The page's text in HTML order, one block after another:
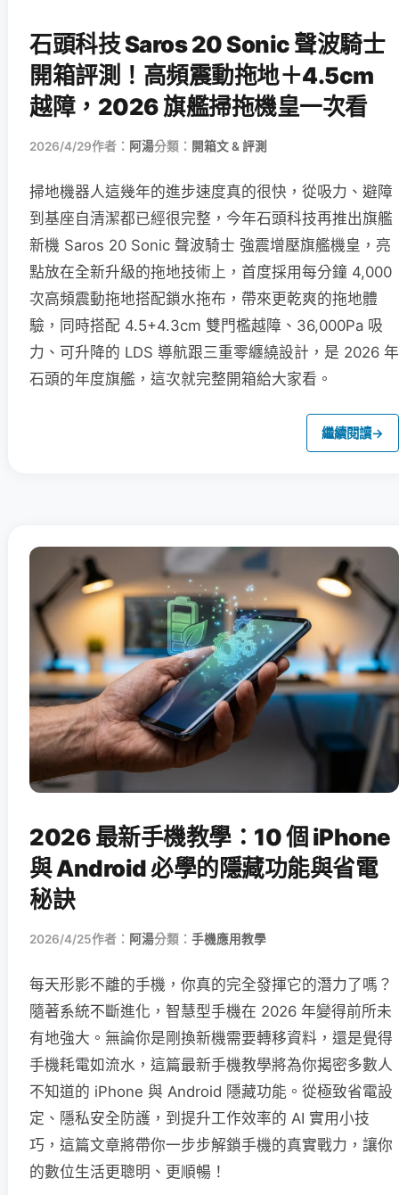
石頭科技 Saros 20 Sonic 聲波騎士
開箱評測！高頻震動拖地＋4.5cm
越障，2026 旗艦掃拖機皇一次看
2026/4/29作者： 阿湯分類： 開箱文 & 評測
掃地機器人這幾年的進步速度真的很快，從吸力、避障
到基座自清潔都已經很完整，今年石頭科技再推出旗艦
新機 Saros 20 Sonic 聲波騎士 強震增壓旗艦機皇，亮
點放在全新升級的拖地技術上，首度採用每分鐘 4,000
次高頻震動拖地搭配鎖水拖布，帶來更乾爽的拖地體
驗，同時搭配 4.5+4.3cm 雙門檻越障、36,000Pa 吸
力、可升降的 LDS 導航跟三重零纏繞設計，是 2026 年
石頭的年度旗艦，這次就完整開箱給大家看。
繼續閱讀→
2026 最新手機教學：10 個 iPhone
與 Android 必學的隱藏功能與省電
秘訣
2026/4/25作者： 阿湯分類： 手機應用教學
每天形影不離的手機，你真的完全發揮它的潛力了嗎？
隨著系統不斷進化，智慧型手機在 2026 年變得前所未
有地強大。無論你是剛換新機需要轉移資料，還是覺得
手機耗電如流水，這篇最新手機教學將為你揭密多數人
不知道的 iPhone 與 Android 隱藏功能。從極致省電設
定、隱私安全防護，到提升工作效率的 AI 實用小技
巧，這篇文章將帶你一步步解鎖手機的真實戰力，讓你
的數位生活更聰明、更順暢！